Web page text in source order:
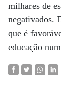
milhares de
negativados.
que é
educação